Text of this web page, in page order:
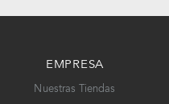
EMPRESA
Nuestras Tiendas